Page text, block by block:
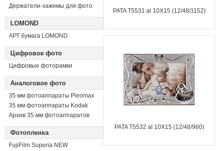
Держатели-зажимы для фото
LOMOND
АРТ бумага LOMOND
Цифровое фото
Цифровые фоторамки
Аналоговое фото
35 мм фотоаппараты Pleomax
35 мм фотоаппараты Kodak
Архив 35 мм фотоаппаратов
Фотопленка
FujiFilm Superia NEW
PATA T5531 al 10X15 (12/48/1152)
PATA T5532 al 10X15 (12/48/960)